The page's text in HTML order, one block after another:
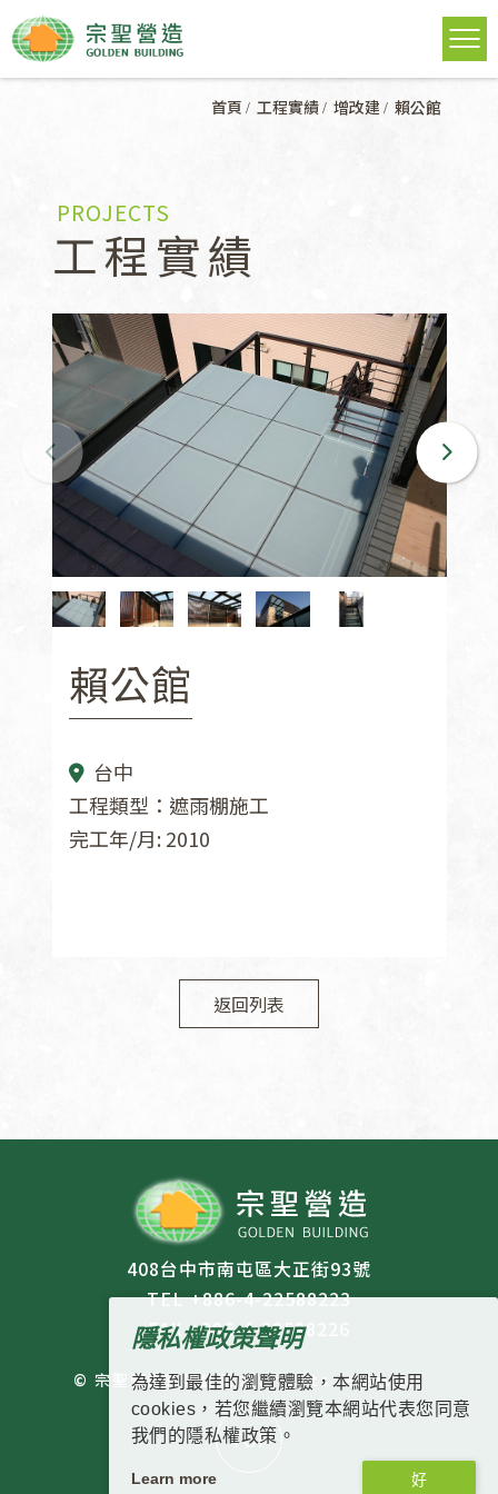
首頁 工程實績 增改建 賴公館
PROJECTS
工程實績
賴公館
台中
工程類型：遮雨棚施工
完工年/月: 2010
返回列表
隱私權政策聲明
為達到最佳的瀏覽體驗，本網站使用
cookies，若您繼續瀏覽本網站代表您同意
我們的隱私權政策。
Learn more
408台中市南屯區大正街93號
TEL +886-4-22588223
FAX +886-4-22588226
© 宗聖營造有限公司 All rights reserved.
TOP